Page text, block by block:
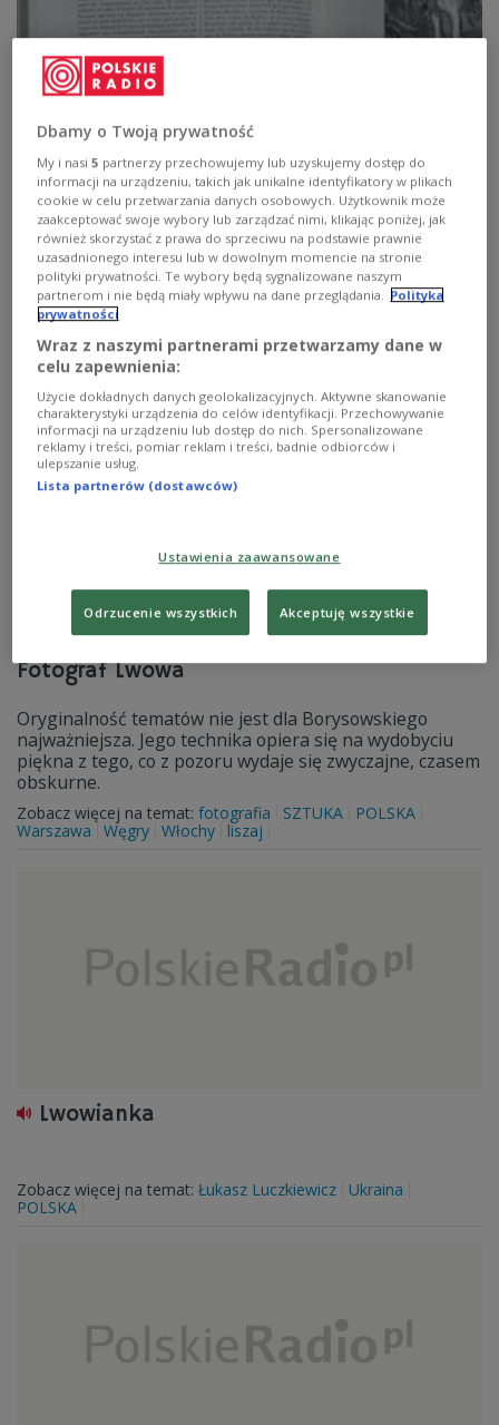
Rok Zbigniewa Herberta: Miasta poety –
Lwów
Kiedy Bożena Markowska, autorka reportażu. odbyła
podróż do Lwowa, wśród wielu tropów polskich szukała
również śladów Zbigniewa Herberta – polskiego poety,
który po wojnie zmuszony był opuścić rodzinne miasto.
Zobacz więcej na temat:
Bożena Markowska
podróże POLSKA Ukraina
Fotograf Lwowa
Oryginalność tematów nie jest dla Borysowskiego
najważniejsza. Jego technika opiera się na wydobyciu
piękna z tego, co z pozoru wydaje się zwyczajne, czasem
obskurne.
Zobacz więcej na temat: fotografia SZTUKA
POLSKA
Warszawa
Węgry Włochy liszaj
Lwowianka
Zobacz więcej na temat: Łukasz Luczkiewicz
Ukraina
POLSKA
Dbamy o Twoją prywatność
My i nasi5 partnerzy przechowujemy lub uzyskujemy dostęp do
informacji na urządzeniu, takich jak unikalne identyfikatory w plikach
cookie w celu przetwarzania danych osobowych. Użytkownik może
zaakceptować swoje wybory lub zarządzać nimi, klikając poniżej, jak
również skorzystać z prawa do sprzeciwu na podstawie prawnie
uzasadnionego interesu lub w dowolnym momencie na stronie
polityki prywatności. Te wybory będą sygnalizowane naszym
partnerom i nie będą miały wpływu na dane przeglądania. Polityka
prywatności
Wraz z naszymi partnerami przetwarzamy dane w
celu zapewnienia:
Użycie dokładnych danych geolokalizacyjnych. Aktywne skanowanie
charakterystyki urządzenia do celów identyfikacji. Przechowywanie
informacji na urządzeniu lub dostęp do nich. Spersonalizowane
reklamy i treści, pomiar reklam i treści, badnie odbiorców i
ulepszanie usług.
Lista partnerów (dostawców)
Ustawienia zaawansowane
Odrzucenie wszystkich Akceptuję wszystkie